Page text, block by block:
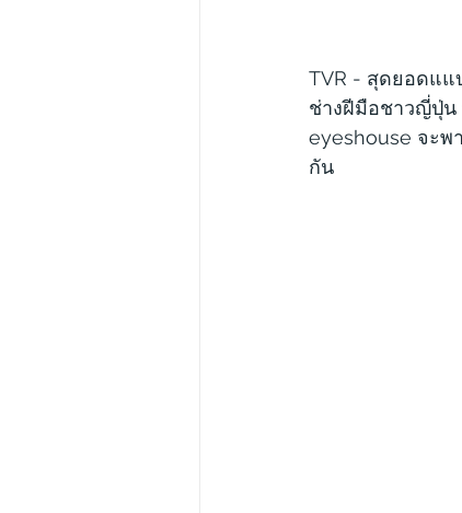
TVR - สุดยอดแแ
ช่างฝีมือชาวญี่ปุ่
eyeshouse จะพ
กัน